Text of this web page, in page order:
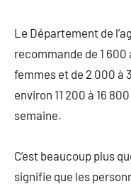
Le Département de
recommande de 1
femmes et de 2 000 à
environ 11 200 à 16
semaine.
C’est beaucoup plus
signifie que les